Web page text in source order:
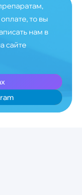
то вы
нам в
сайте